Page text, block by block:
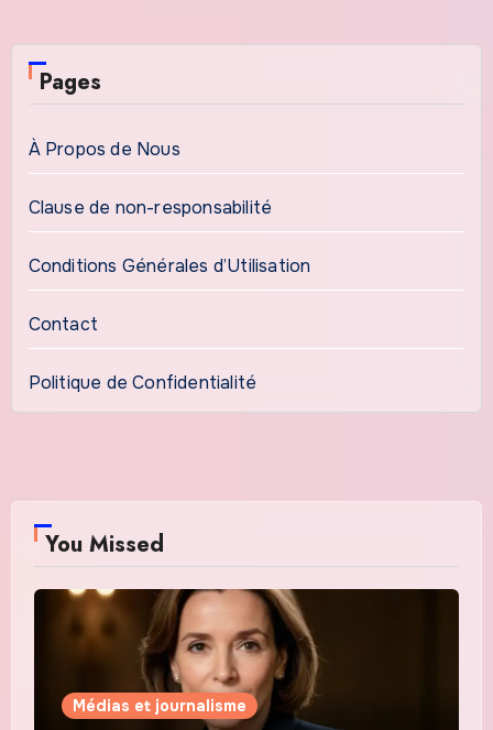
Pages
À Propos de Nous
Clause de non-responsabilité
Conditions Générales d’Utilisation
Contact
Politique de Confidentialité
You Missed
Médias et journalisme